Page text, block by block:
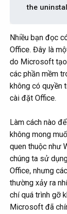
the
Nhiều bạn đọc
Office. Đây là
do Microsoft
các phần mềm
không có quyền
cài đặt Office.
Làm cách nào
không mong
quen thuộc như
chúng ta sử
Office, nhưng
thường xảy ra
chí quá trình gỡ
Microsoft đã